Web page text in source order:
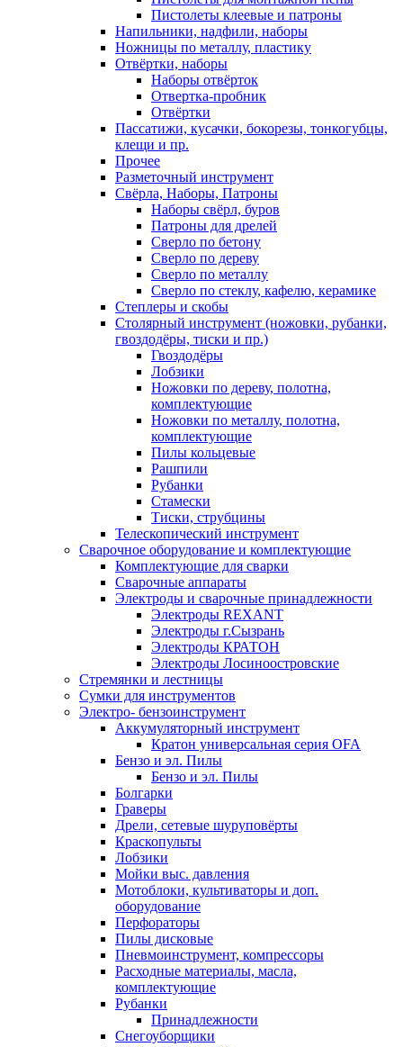
Пистолеты клеевые и патроны
Напильники, надфили, наборы
Ножницы по металлу, пластику
Отвёртки, наборы
Наборы отвёрток
Отвертка-пробник
Отвёртки
Пассатижи, кусачки, бокорезы, тонкогубцы,
клещи и пр.
Прочее
Разметочный инструмент
Свёрла, Наборы, Патроны
Наборы свёрл, буров
Патроны для дрелей
Сверло по бетону
Сверло по дереву
Сверло по металлу
Сверло по стеклу, кафелю, керамике
Степлеры и скобы
Столярный инструмент (ножовки, рубанки,
гвоздодёры, тиски и пр.)
Гвоздодёры
Лобзики
Ножовки по дереву, полотна,
комплектующие
Ножовки по металлу, полотна,
комплектующие
Пилы кольцевые
Рашпили
Рубанки
Стамески
Тиски, струбцины
Телескопический инструмент
Сварочное оборудование и комплектующие
Комплектующие для сварки
Сварочные аппараты
Электроды и сварочные принадлежности
Электроды REXANT
Электроды г.Сызрань
Электроды КРАТОН
Электроды Лосиноостровские
Стремянки и лестницы
Сумки для инструментов
Электро- бензоинструмент
Аккумуляторный инструмент
Кратон универсальная серия OFA
Бензо и эл. Пилы
Бензо и эл. Пилы
Болгарки
Граверы
Дрели, сетевые шуруповёрты
Краскопульты
Лобзики
Мойки выс. давления
Мотоблоки, культиваторы и доп.
оборудование
Перфораторы
Пилы дисковые
Пневмоинструмент, компрессоры
Расходные материалы, масла,
комплектующие
Рубанки
Принадлежности
Снегоуборщики